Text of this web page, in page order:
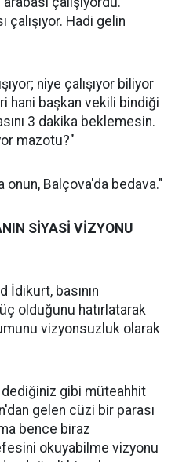
çalışıyor. Hadi gelin
niye çalışıyor biliyor
hani başkan vekili bindiği
3 dakika beklemesin.
mazotu?"
onun, Balçova'da bedava."
SİYASİ VİZYONU
basının
olduğunu hatırlatarak
vizyonsuzluk olarak
gibi müteahhit
gelen cüzi bir parası
bence biraz
okuyabilme vizyonu